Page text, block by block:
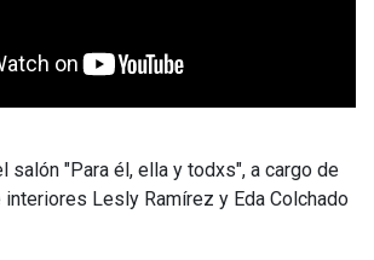
salón "Para él, ella y todxs", a cargo de
Lesly Ramírez y Eda Colchado